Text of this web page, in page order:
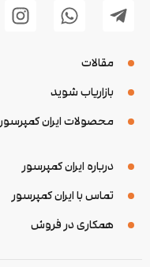
درباره ایران کمپرسور
تماس با ایران کمپرسور
همکاری در فروش
مقالات
بازاریاب شوید
محصولات ایران کمپرسور